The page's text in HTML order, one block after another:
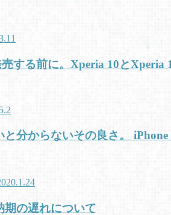
する前に。Xperia 10とXperia
分からないその良さ。 iPhone
期の遅れについて